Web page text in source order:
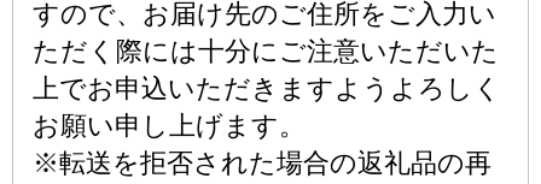
すので、お届け先のご住所をご入力い
ただく際には十分にご注意いただいた
上でお申込いただきますようよろしく
お願い申し上げます。
※転送を拒否された場合の返礼品の再